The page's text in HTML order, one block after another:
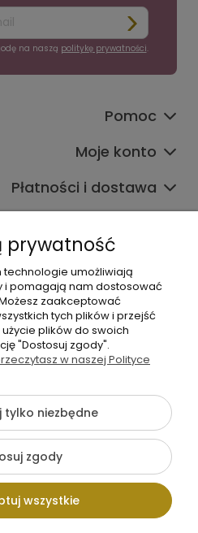
na naszą politykę prywatności.
Pomoc
Moje konto
Płatności i dostawa
141 363
wersję strony
Shoper.pl
prywatność
technologie umożliwiają
i pomagają nam dostosować
zaakceptować
tych plików i przejść
plików do swoich
"Dostosuj zgody".
w naszej Polityce
tylko niezbędne
zgody
wszystkie